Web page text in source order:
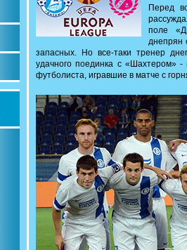
Перед
поле
днепрян
запасных. Но все-таки тренер
удачного поединка с «Шахтером»
футболиста, игравшие в матче с